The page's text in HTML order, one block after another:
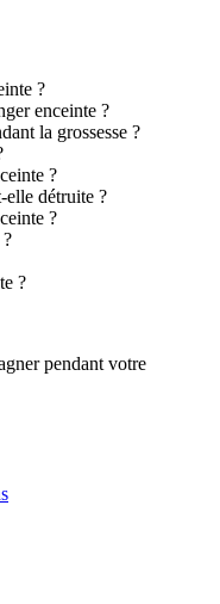
?
enceinte ?
la grossesse ?
?
elle détruite ?
?
?
pendant votre